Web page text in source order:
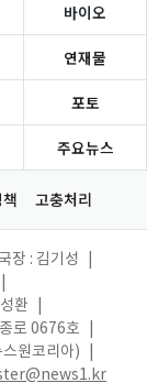
바이오
연재물
포토
주요뉴스
고충처리
장 : 김기성
환
로 0676호
원코리아)